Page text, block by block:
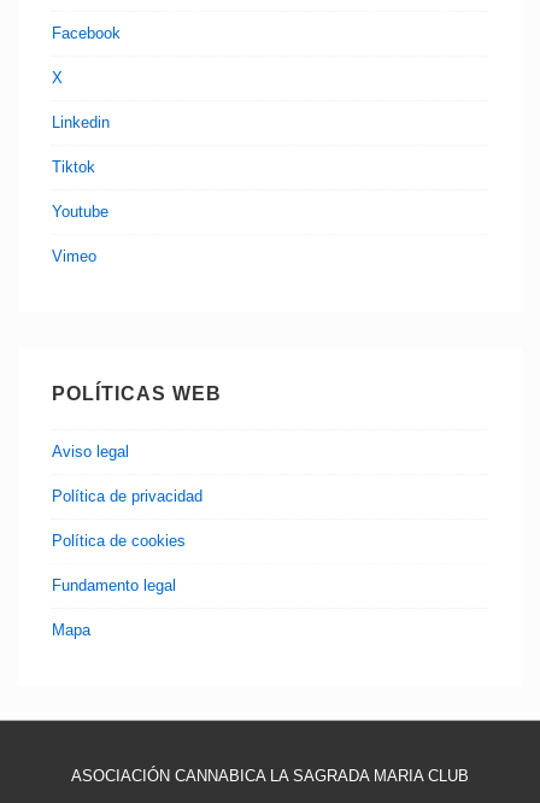
Facebook
X
Linkedin
Tiktok
Youtube
Vimeo
POLÍTICAS WEB
Aviso legal
Política de privacidad
Política de cookies
Fundamento legal
Mapa
ASOCIACIÓN CANNABICA LA SAGRADA MARIA CLUB